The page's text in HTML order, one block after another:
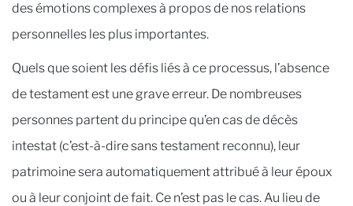
des émotions complexes à propos de nos relations
personnelles les plus importantes.
Quels que soient les défis liés à ce processus, l’absence
de testament est une grave erreur. De nombreuses
personnes partent du principe qu’en cas de décès
intestat (c’est-à-dire sans testament reconnu), leur
patrimoine sera automatiquement attribué à leur époux
ou à leur conjoint de fait. Ce n’est pas le cas. Au lieu de